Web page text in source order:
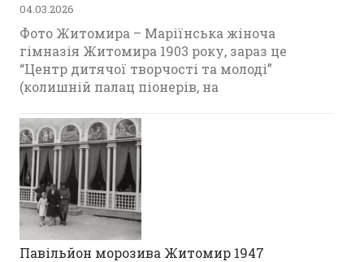
04.03.2026
Фото Житомира – Маріїнська жіноча
гімназія Житомира 1903 року, зараз це
“Центр дитячої творчості та молоді”
(колишній палац піонерів, на
Павільйон морозива Житомир 1947